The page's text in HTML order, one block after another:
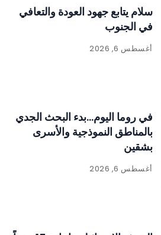
سلام يتابع جهود العودة والتعافي
في الجنوب
أغسطس 6, 2026
في روما اليوم…بدء البحث الجدي
بالمناطق النموذجية والأسرى
بشقين
أغسطس 6, 2026